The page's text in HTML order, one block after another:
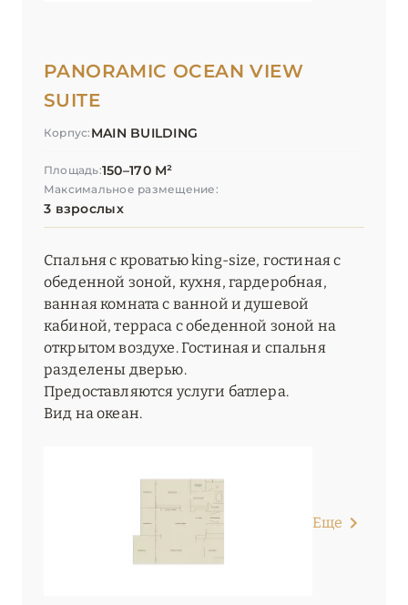
PANORAMIC OCEAN VIEW
SUITE
Корпус: MAIN BUILDING
Площадь:150–170 М²
Максимальное размещение:
3 взрослых
Спальня с кроватью king-size, гостиная с
обеденной зоной, кухня, гардеробная,
ванная комната с ванной и душевой
кабиной, терраса с обеденной зоной на
открытом воздухе. Гостиная и спальня
разделены дверью.
Предоставляются услуги батлера.
Вид на океан.
Еще